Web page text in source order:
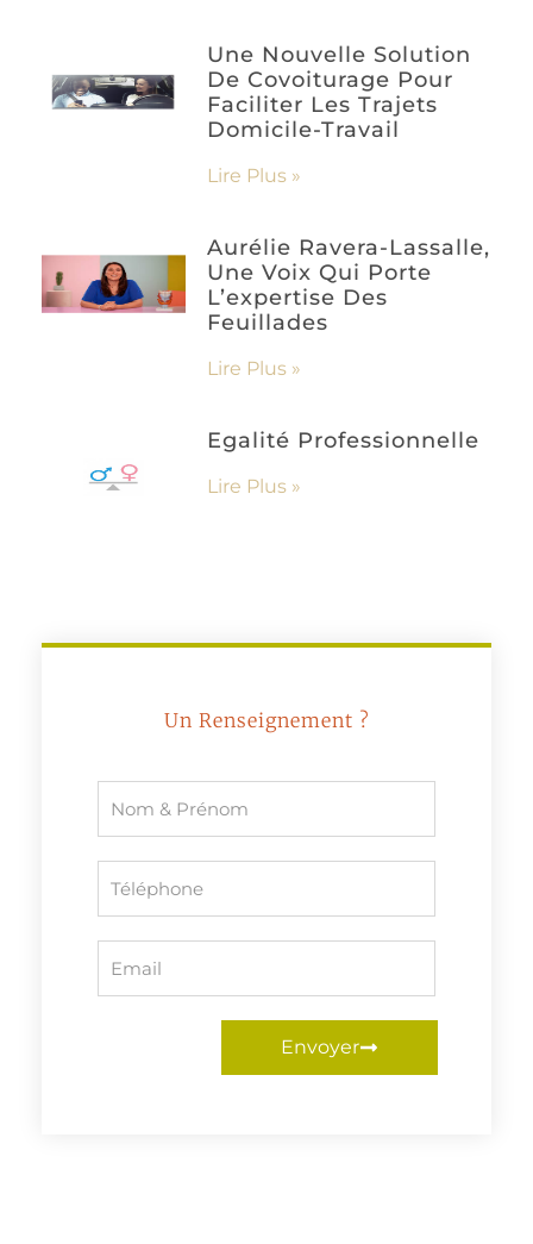
Une Nouvelle Solution
De Covoiturage Pour
Faciliter Les Trajets
Domicile-Travail
Lire Plus »
Aurélie Ravera-Lassalle,
Une Voix Qui Porte
L’expertise Des
Feuillades
Lire Plus »
Egalité Professionnelle
Lire Plus »
Un Renseignement ?
Envoyer